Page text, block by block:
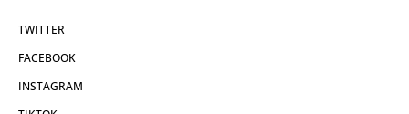
TWITTER
FACEBOOK
INSTAGRAM